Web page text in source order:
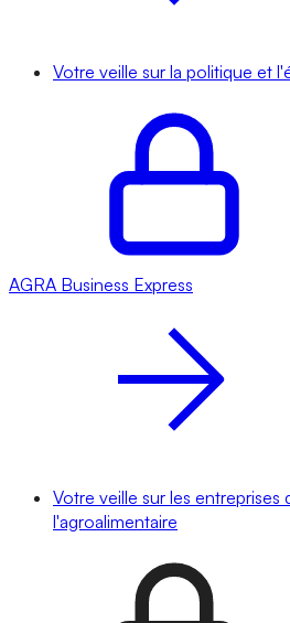
Votre veille sur la politique et
AGRA Business Express
Votre veille sur les entreprises
l'agroalimentaire